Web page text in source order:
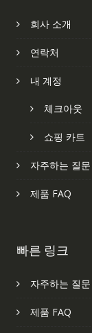
회사 소개
연락처
내 계정
체크아웃
쇼핑 카트
자주하는 질문
제품 FAQ
빠른 링크
자주하는 질문
제품 FAQ